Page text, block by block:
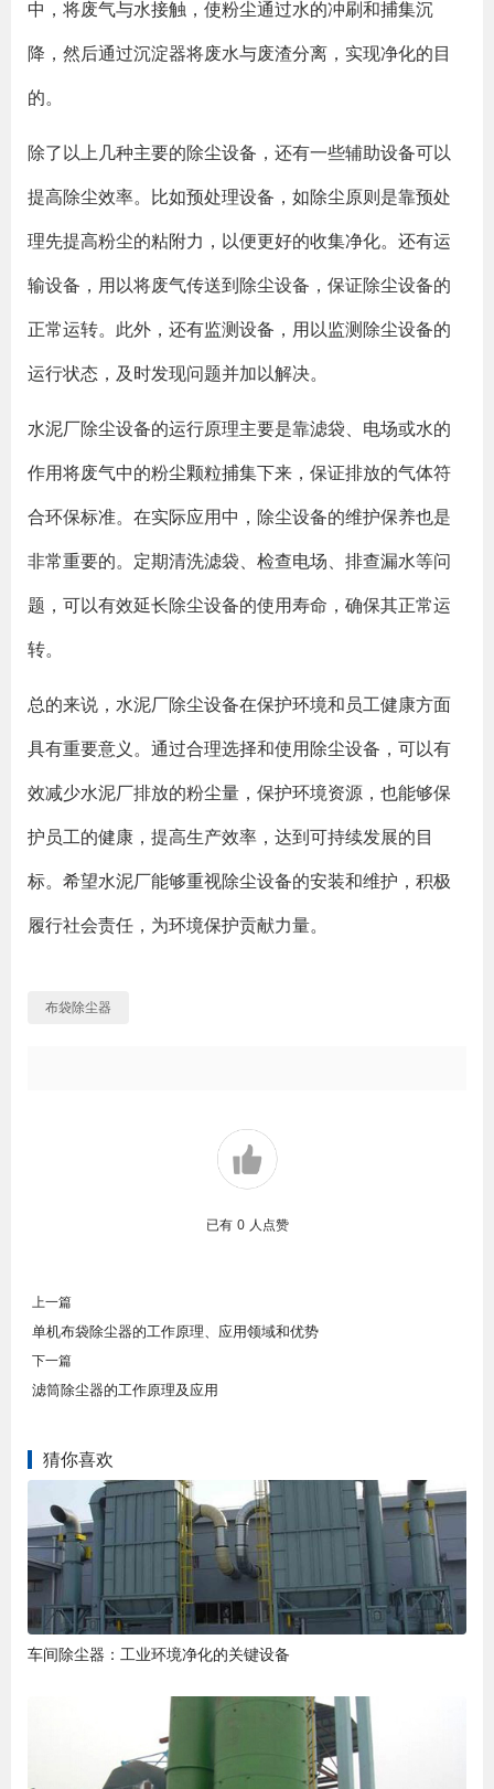
中，将废气与水接触，使粉尘通过水的冲刷和捕集沉
降，然后通过沉淀器将废水与废渣分离，实现净化的目
的。
除了以上几种主要的除尘设备，还有一些辅助设备可以
提高除尘效率。比如预处理设备，如除尘原则是靠预处
理先提高粉尘的粘附力，以便更好的收集净化。还有运
输设备，用以将废气传送到除尘设备，保证除尘设备的
正常运转。此外，还有监测设备，用以监测除尘设备的
运行状态，及时发现问题并加以解决。
水泥厂除尘设备的运行原理主要是靠滤袋、电场或水的
作用将废气中的粉尘颗粒捕集下来，保证排放的气体符
合环保标准。在实际应用中，除尘设备的维护保养也是
非常重要的。定期清洗滤袋、检查电场、排查漏水等问
题，可以有效延长除尘设备的使用寿命，确保其正常运
转。
总的来说，水泥厂除尘设备在保护环境和员工健康方面
具有重要意义。通过合理选择和使用除尘设备，可以有
效减少水泥厂排放的粉尘量，保护环境资源，也能够保
护员工的健康，提高生产效率，达到可持续发展的目
标。希望水泥厂能够重视除尘设备的安装和维护，积极
履行社会责任，为环境保护贡献力量。
布袋除尘器
已有 0 人点赞
上一篇
单机布袋除尘器的工作原理、应用领域和优势
下一篇
滤筒除尘器的工作原理及应用
猜你喜欢
车间除尘器：工业环境净化的关键设备